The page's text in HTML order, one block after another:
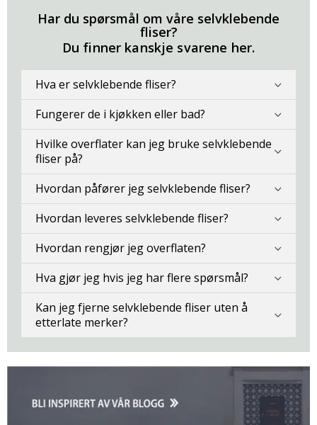
Har du spørsmål om våre selvklebende
fliser?
Du finner kanskje svarene her.
Hva er selvklebende fliser?
Fungerer de i kjøkken eller bad?
Hvilke overflater kan jeg bruke selvklebende
fliser på?
Hvordan påfører jeg selvklebende fliser?
Hvordan leveres selvklebende fliser?
Hvordan rengjør jeg overflaten?
Hva gjør jeg hvis jeg har flere spørsmål?
Kan jeg fjerne selvklebende fliser uten å
etterlate merker?